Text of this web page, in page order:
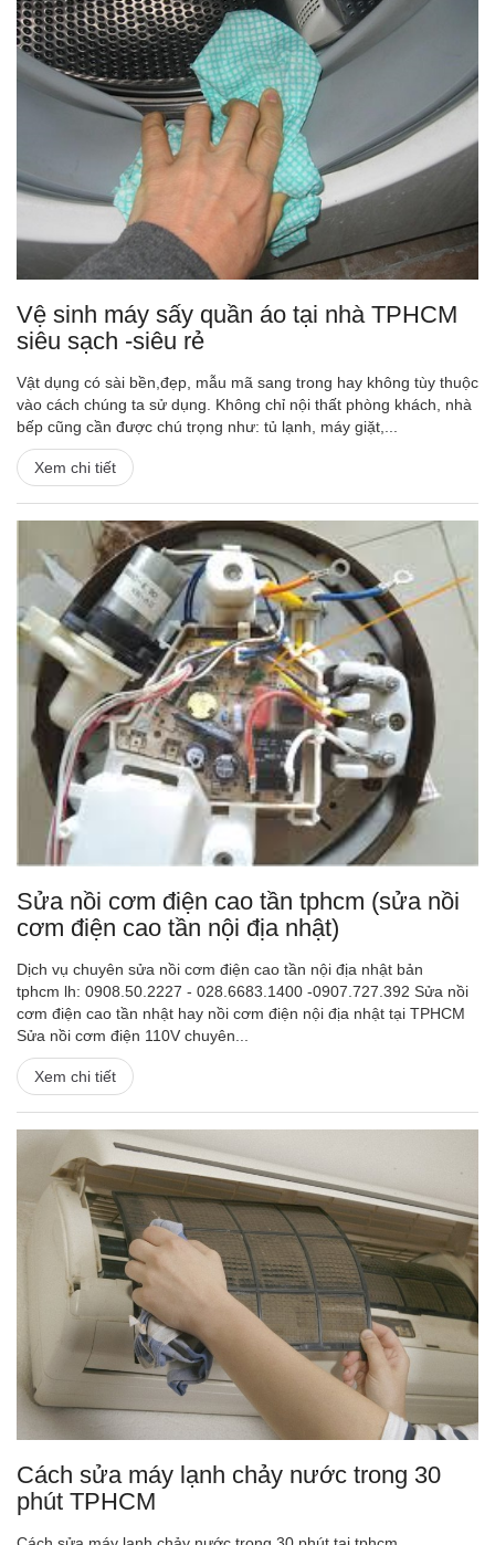
Vệ sinh máy sấy quần áo tại nhà TPHCM
siêu sạch -siêu rẻ
Vật dụng có sài bền,đẹp, mẫu mã sang trong hay không tùy thuộc
vào cách chúng ta sử dụng. Không chỉ nội thất phòng khách, nhà
bếp cũng cần được chú trọng như: tủ lạnh, máy giặt,...
Xem chi tiết
Sửa nồi cơm điện cao tần tphcm (sửa nồi
cơm điện cao tần nội địa nhật)
Dịch vụ chuyên sửa nồi cơm điện cao tần nội địa nhật bản
tphcm lh: 0908.50.2227 - 028.6683.1400 -0907.727.392 Sửa nồi
cơm điện cao tần nhật hay nồi cơm điện nội địa nhật tại TPHCM
Sửa nồi cơm điện 110V chuyên...
Xem chi tiết
Cách sửa máy lạnh chảy nước trong 30
phút TPHCM